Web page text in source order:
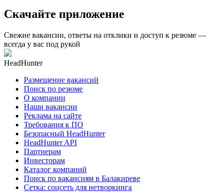
Скачайте приложение
Свежие вакансии, ответы на отклики и доступ к резюме —
всегда у вас под рукой
HeadHunter
Размещение вакансий
Поиск по резюме
О компании
Наши вакансии
Реклама на сайте
Требования к ПО
Безопасный HeadHunter
HeadHunter API
Партнерам
Инвесторам
Каталог компаний
Поиск по вакансиям в Балакиреве
Сетка: соцсеть для нетворкинга